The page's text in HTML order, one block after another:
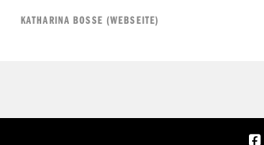
KATHARINA BOSSE (WEBSEITE)